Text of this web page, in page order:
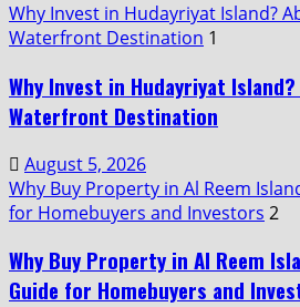
Why Invest in Hudayriyat Island?
Waterfront Destination 1
Why Invest in Hudayriyat Island?
Waterfront Destination
August 5, 2026
Why Buy Property in Al Reem
for Homebuyers and Investors 2
Why Buy Property in Al Reem
Guide for Homebuyers and